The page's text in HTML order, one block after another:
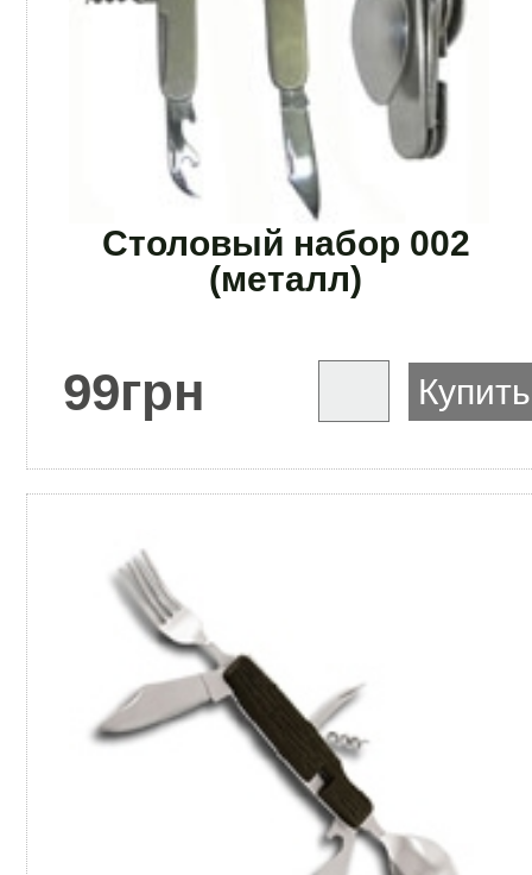
Столовый набор 002
(металл)
99грн Купить